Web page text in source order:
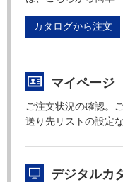
カタログから注文
マイページ
ご注文状況の確認。
送り先リストの設定な
デジタルカ